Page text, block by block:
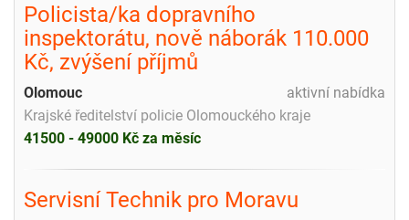
Policista/ka dopravního
inspektorátu, nově náborák 110.000
Kč, zvýšení příjmů
aktivní nabídka
Olomouc
Krajské ředitelství policie Olomouckého kraje
41500 - 49000 Kč za měsíc
Servisní Technik pro Moravu